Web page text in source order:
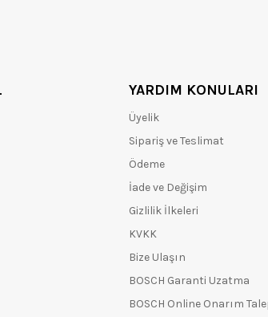
YARDIM KONULARI
Üyelik
Sipariş ve Teslimat
Ödeme
İade ve Değişim
Gizlilik İlkeleri
KVKK
Bize Ulaşın
BOSCH Garanti Uzatma
BOSCH Online Onarım